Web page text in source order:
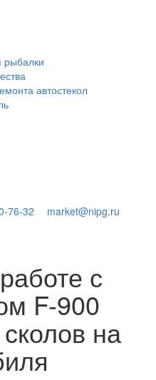
рыбалки
автостекол
76-32
market@nipg.ru
с
F-900
на